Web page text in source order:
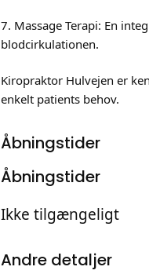
7. Massage Terapi: En
blodcirkulationen.
Kiropraktor Hulvejen er
enkelt patients behov.
Åbningstider
Åbningstider
Ikke tilgængeligt
Andre detaljer